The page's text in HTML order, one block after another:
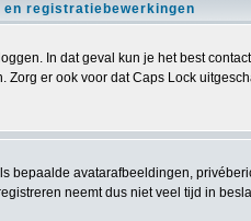
en registratiebewerkingen
In dat geval kun je het best
er ook voor dat Caps Lock
avatarafbeeldingen,
neemt dus niet veel tijd in